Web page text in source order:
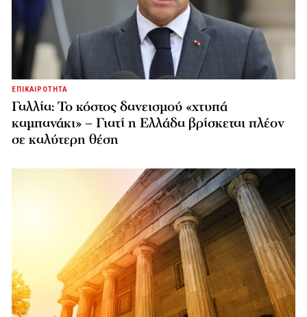
ΕΠΙΚΑΙΡΟΤΗΤΑ
Γαλλία: Το κόστος δανεισμού «χτυπά
καμπανάκι» – Γιατί η Ελλάδα βρίσκεται πλέον
σε καλύτερη θέση